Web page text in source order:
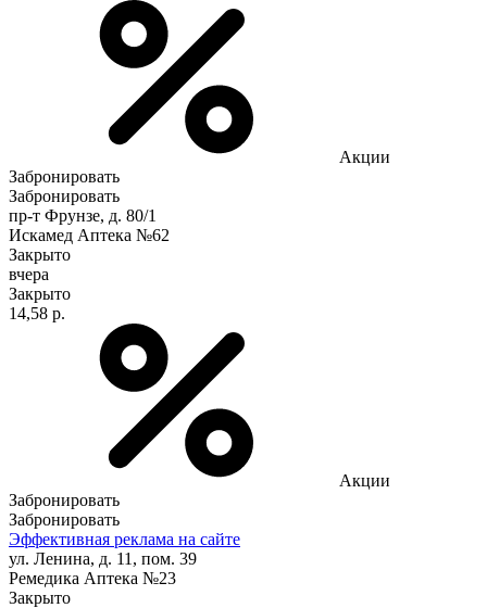
Акции
Забронировать
Забронировать
пр-т Фрунзе, д. 80/1
Искамед Аптека №62
Закрыто
вчера
Закрыто
14,58 р.
Акции
Забронировать
Забронировать
Эффективная реклама на сайте
ул. Ленина, д. 11, пом. 39
Ремедика Аптека №23
Закрыто